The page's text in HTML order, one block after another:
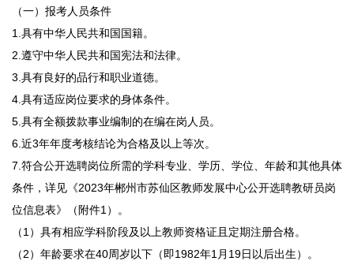
（一）报考人员条件
1.具有中华人民共和国国籍。
2.遵守中华人民共和国宪法和法律。
3.具有良好的品行和职业道德。
4.具有适应岗位要求的身体条件。
5.具有全额拨款事业编制的在编在岗人员。
6.近3年年度考核结论为合格及以上等次。
7.符合公开选聘岗位所需的学科专业、学历、学位、年龄和其他具体
条件，详见《2023年郴州市苏仙区教师发展中心公开选聘教研员岗
位信息表》（附件1）。
（1）具有相应学科阶段及以上教师资格证且定期注册合格。
（2）年龄要求在40周岁以下（即1982年1月19日以后出生）。